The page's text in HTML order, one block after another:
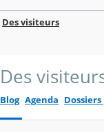
Des visiteurs
Des
Blog Agenda